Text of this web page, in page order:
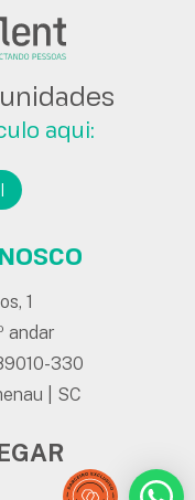
aqui:
1
andar
330
| SC